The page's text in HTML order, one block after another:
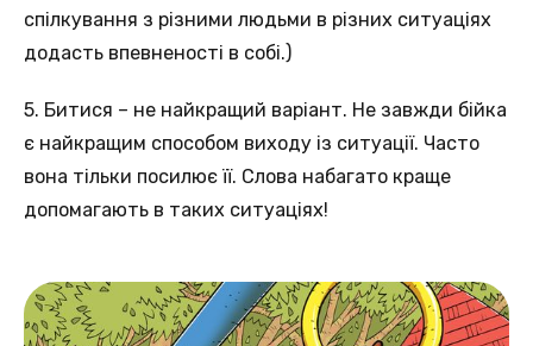
спілкування з різними людьми в різних ситуаціях
додасть впевненості в собі.)
5. Битися – не найкращий варіант. Не завжди бійка
є найкращим способом виходу із ситуації. Часто
вона тільки посилює її. Слова набагато краще
допомагають в таких ситуаціях!